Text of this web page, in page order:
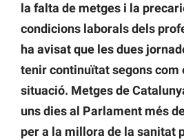
la falta de metges i la
condicions laborals dels
ha avisat que les dues
tenir continuïtat segons com
situació. Metges de
uns dies al Parlament més
per a la millora de la sanitat